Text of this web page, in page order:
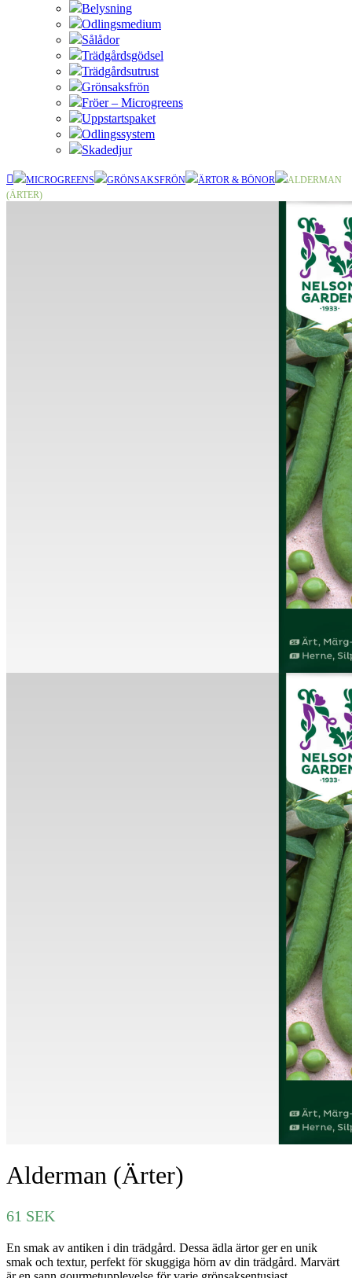
Belysning
Odlingsmedium
Sålådor
Trädgårdsgödsel
Trädgårdsutrust
Grönsaksfrön
Fröer – Microgreens
Uppstartspaket
Odlingssystem
Skadedjur
MICROGREENS GRÖNSAKSFRÖN ÄRTOR & BÖNOR
ALDERMAN
(ÄRTER)
Alderman (Ärter)
61 SEK
En smak av antiken i din trädgård. Dessa ädla ärtor ger en unik
smak och textur, perfekt för skuggiga hörn av din trädgård. Marvärt